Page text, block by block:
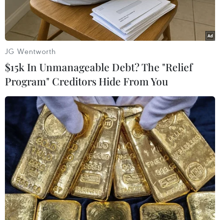
Giao dịch viên làm việc trên sàn chứng khoán ở New York, Mỹ.
(Ảnh: THX/TTXVN)
Thị trường chứng khoán châu Âu ghi nhận mức
tăng nhẹ, trong khi Phố Wall hầu hết giảm điểm
trong phiên giao dịch ngày 8/7 sau khi Tổng
JG Wentworth
$15k In Unmanageable Debt? The "Relief
Program" Creditors Hide From You